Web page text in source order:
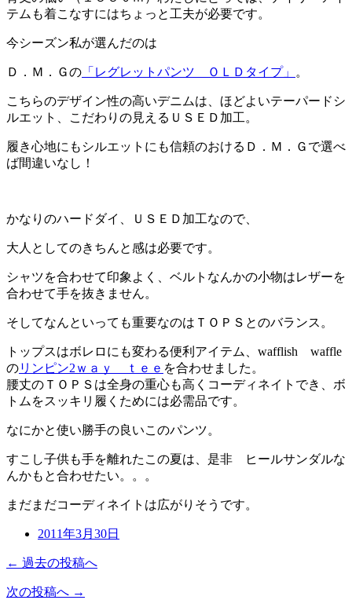
テムも着こなすにはちょっと工夫が必要です。
今シーズン私が選んだのは
Ｄ．Ｍ．Ｇの 「レグレットパンツ ＯＬＤタイプ」 。
こちらのデザイン性の高いデニムは、ほどよいテーパードシ
ルエット、こだわりの見えるＵＳＥＤ加工。
履き心地にもシルエットにも信頼のおけるＤ．Ｍ．Ｇで選べ
ば間違いなし！
かなりのハードダイ、ＵＳＥＤ加工なので、
大人としてのきちんと感は必要です。
シャツを合わせて印象よく、ベルトなんかの小物はレザーを
合わせて手を抜きません。
そしてなんといっても重要なのはＴＯＰＳとのバランス。
トップスはボレロにも変わる便利アイテム、wafflish waffle
のリンピン2ｗａｙ ｔｅｅ を合わせました。
腰丈のＴＯＰＳは全身の重心も高くコーディネイトでき、ボ
トムをスッキリ履くためには必需品です。
なにかと使い勝手の良いこのパンツ。
すこし子供も手を離れたこの夏は、是非 ヒールサンダルな
んかもと合わせたい。。。
まだまだコーディネイトは広がりそうです。
2011年3月30日
← 過去の投稿へ
次の投稿へ →